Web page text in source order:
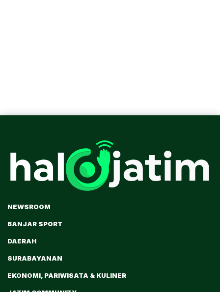
NEWSROOM
BANJAR SPORT
DAERAH
SURABAYANAN
EKONOMI, PARIWISATA & KULINER